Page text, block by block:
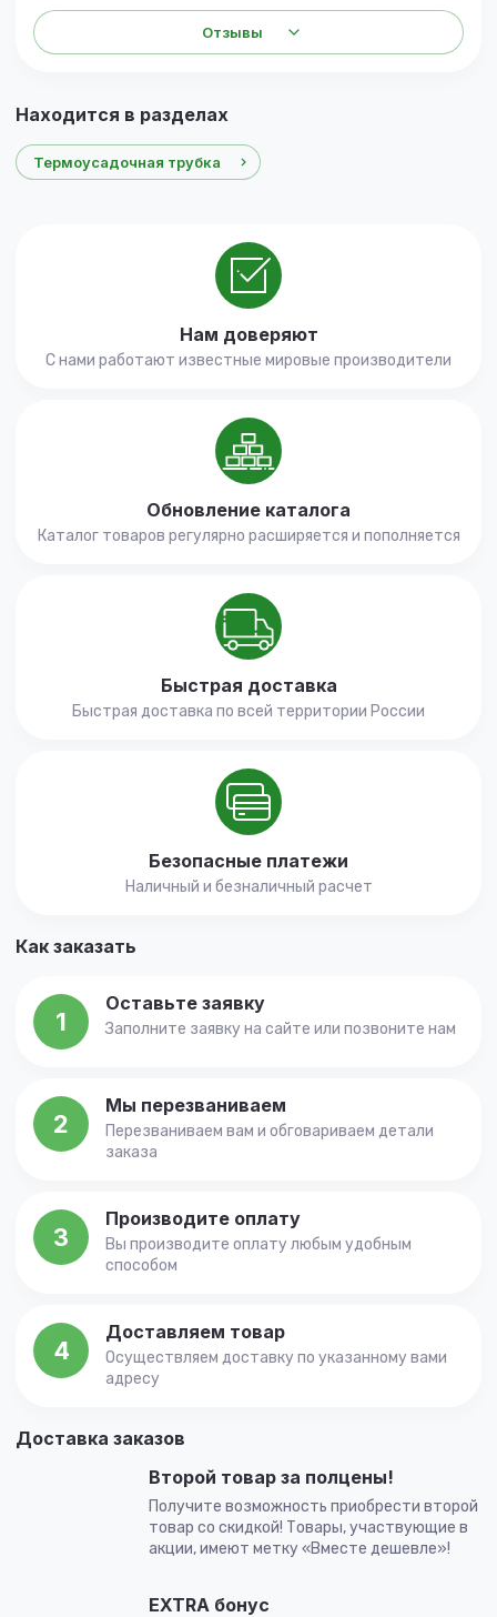
Отзывы
Находится в разделах
Термоусадочная трубка
Нам доверяют
С нами работают известные мировые производители
Обновление каталога
Каталог товаров регулярно расширяется и пополняется
Быстрая доставка
Быстрая доставка по всей территории России
Безопасные платежи
Наличный и безналичный расчет
Как заказать
1
Оставьте заявку
Заполните заявку на сайте или позвоните нам
2
Мы перезваниваем
Перезваниваем вам и обговариваем детали
заказа
3
Производите оплату
Вы производите оплату любым удобным
способом
4
Доставляем товар
Осуществляем доставку по указанному вами
адресу
Доставка заказов
Второй товар за полцены!
Получите возможность приобрести второй
товар со скидкой! Товары, участвующие в
акции, имеют метку «Вместе дешевле»!
EXTRA бонус